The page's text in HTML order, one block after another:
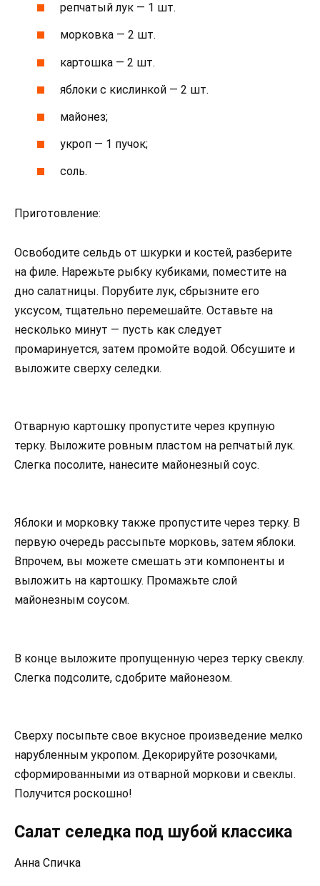
репчатый лук — 1 шт.
морковка — 2 шт.
картошка — 2 шт.
яблоки с кислинкой — 2 шт.
майонез;
укроп — 1 пучок;
соль.
Приготовление:
Освободите сельдь от шкурки и костей, разберите
на филе. Нарежьте рыбку кубиками, поместите на
дно салатницы. Порубите лук, сбрызните его
уксусом, тщательно перемешайте. Оставьте на
несколько минут — пусть как следует
промаринуется, затем промойте водой. Обсушите и
выложите сверху селедки.
Отварную картошку пропустите через крупную
терку. Выложите ровным пластом на репчатый лук.
Слегка посолите, нанесите майонезный соус.
Яблоки и морковку также пропустите через терку. В
первую очередь рассыпьте морковь, затем яблоки.
Впрочем, вы можете смешать эти компоненты и
выложить на картошку. Промажьте слой
майонезным соусом.
В конце выложите пропущенную через терку свеклу.
Слегка подсолите, сдобрите майонезом.
Сверху посыпьте свое вкусное произведение мелко
нарубленным укропом. Декорируйте розочками,
сформированными из отварной моркови и свеклы.
Получится роскошно!
Салат селедка под шубой классика
Анна Спичка